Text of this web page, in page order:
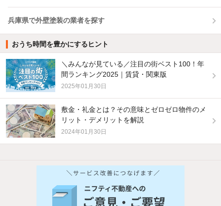
兵庫県で外壁塗装の業者を探す
おうち時間を豊かにするヒント
＼みんなが見ている／注目の街ベスト100！年
間ランキング2025｜賃貸・関東版
2025年01月30日
敷金・礼金とは？その意味とゼロゼロ物件のメ
リット・デメリットを解説
2024年01月30日
他の人はこんな条件で絞り込んでいます！
バス・トイレ別 2階以上